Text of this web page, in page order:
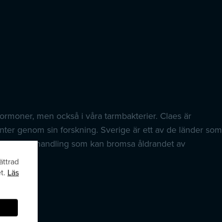
men också i våra tarmbakterier. Claes är
genom sin forskning. Sverige är ett av de länder som
som kan bromsa åldrandet av
Läs